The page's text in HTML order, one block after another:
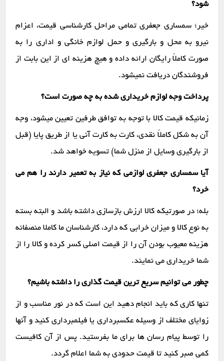
شود؟
خیر؛ سمساری جعفری تمامی مراحل کارشناسی قیمت، اعزام
نیرو به محل و بارگیری و حمل لوازم خانگی و اداری را به
صورت کاملاً رایگان ارائه داده و هیچ هزینه ای از این بابت از
فروشندگان دریافت نمیشود.
پرداخت وجه لوازم خریداری شده به چه صورت است؟
زمانیکه قیمت کالا با توجه به توافق طرفین تعیین میشود، وجه
آن به شکل کاملاً نقدی، کارت به کارت آنی یا از طریق پایا (قبل
از بارگیری وسایل از منزل شما) تسویه خواهد شد.
آیا سمساری جعفری لوازمی که نیاز به تعمیر دارند را هم می
خرد؟
بله؛ در صورتیکه کالا ارزش بازسازی داشته باشد و البته بسته
به نوع کالا و میزان خرابی که دارد، کارشناسان ما کاملا منصفانه
هزینه معیوب بودن آن را از قیمت اصلی کسر کرده و کالا را از
شما خریداری می نمایند.
چطور می توانیم سریع ترین قیمت گذاری را داشته باشیم؟
تنها کاری که باید انجام دهید این است که در نور مناسب و از
زوایای مختلف از وسیله عکسبرداری یا فیلمبرداری کنید و آنها
را توسط پیام رسان ها برای ما بفرستید. پس از آن کافیست
کمی صبر کنید تا قیمت حدودی به شما اعلام گردد.